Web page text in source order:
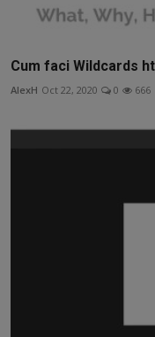
Cum faci Wildcards
AlexH Oct 22, 2020 0 666